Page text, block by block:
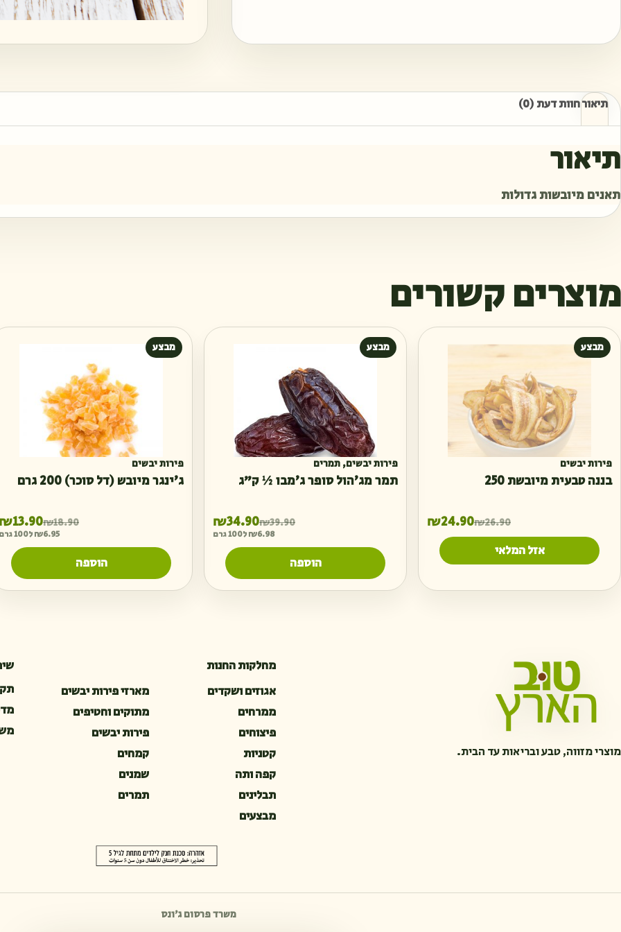
תיאורחוות דעת (0)
תיאור
תאנים מיובשות גדולות
מוצרים קשורים
מבצע
פירות יבשים
בננה טבעית מיובשת 250
₪26.90 המחיר המקורי היה: ₪26.90.₪24.90
המחיר הנוכחי הוא: ₪24.90.
אזל המלאי
מבצע
פירות יבשים, תמרים
תמר מג'הול סופר ג'מבו ½ ק״ג
₪39.90 המחיר המקורי היה: ₪39.90.₪34.90 המחיר הנוכחי הוא: ₪34.90.
₪6.98 ל100 גרם
הוספה
מבצע
פירות יבשים
ג'ינגר מיובש (דל סוכר) 200 גרם
₪18.90
₪13.90
₪6.95 ל100 גרם
הוספה
מוצרי מזווה, טבע ובריאות עד הבית.
מחלקות החנות
אגוזים ושקדים
מארזי פירות יבשים
ממרחים
מתוקים וחטיפים
פיצוחים
פירות יבשים
קטניות
קמחים
קפה ותה
שמנים
תבלינים
תמרים
מבצעים
משרד פרסום ג׳ונס